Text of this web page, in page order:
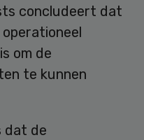
concludeert dat
om de
te kunnen
dat de